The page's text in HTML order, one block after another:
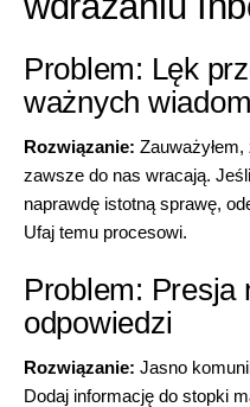
Problem: Lęk
ważnych
Rozwiązanie:
zawsze do nas wracają.
naprawdę istotną sprawę,
Ufaj temu procesowi.
Problem: Presja
odpowiedzi
Rozwiązanie: Jasno
Dodaj informację do stopki